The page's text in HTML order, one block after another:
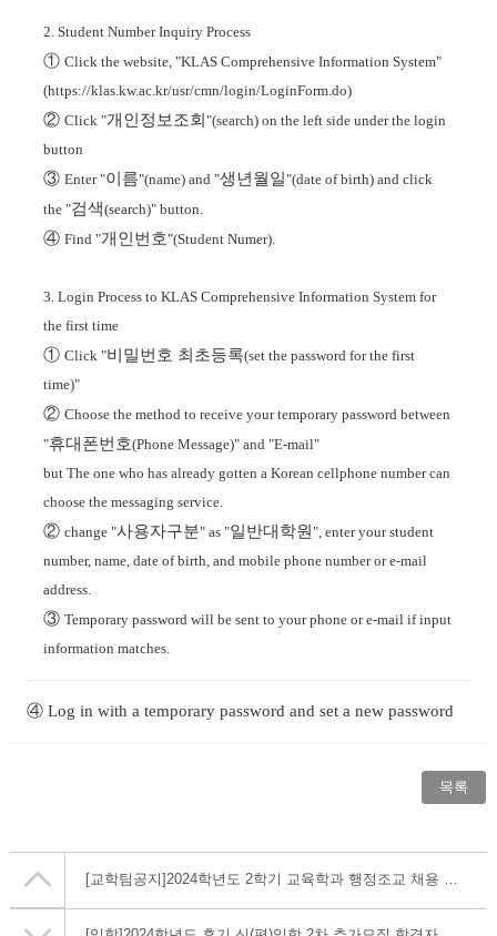
2. Student Number Inquiry Process
① Click the website, "KLAS Comprehensive Information System"
(https://klas.kw.ac.kr/usr/cmn/login/LoginForm.do)
② Click "개인정보조회 "(search) on the left side under the login
button
③ Enter "이름"(name) and "생년월일"(date of birth) and click
the "검색(search)" button.
④ Find "개인번호"(Student Numer).
3. Login Process to KLAS Comprehensive Information System for
the first time
① Click "비밀번호 최초등록(set the password for the first
time)"
② Choose the method to receive your temporary password between
"휴대폰번호(Phone Message)" and "E-mail"
but The one who has already gotten a Korean cellphone number can
choose the messaging service.
② change "사용자구분" as "일반대학원 ", enter your student
number, name, date of birth, and mobile phone number or e-mail
address.
③ Temporary password will be sent to your phone or e-mail if input
information matches.
④ Log in with a temporary password and set a new password
목록
[교학팀공지]2024학년도 2학기 교육학과 행정조교 채용 안내